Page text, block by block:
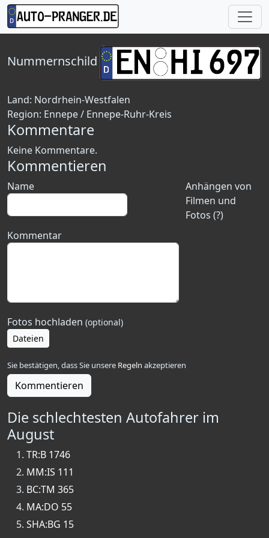
Nummernschild
Land: Nordrhein-Westfalen
Region: Ennepe / Ennepe-Ruhr-Kreis
Kommentare
Keine Kommentare.
Kommentieren
Anhängen von
Filmen und
Fotos (?)
Name
Kommentar
Fotos hochladen (optional)
Dateien
Sie bestätigen, dass Sie unsere Regeln akzeptieren
Kommentieren
Die schlechtesten Autofahrer im
August
TR:B 1746
MM:IS 111
BC:TM 365
MA:DO 55
SHA:BG 15